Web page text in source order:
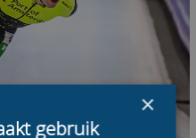
×
gebruik